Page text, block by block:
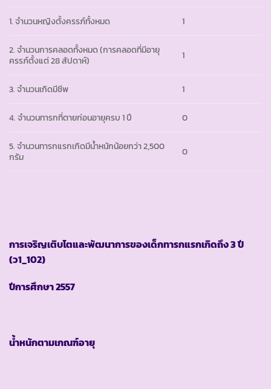
1. จำนวนหญิงตั้งครรภ์ทั้งหมด 1
2. จำนวนการคลอดทั้งหมด (การคลอดที่มีอายุ
ครรภ์ตั้งแต่ 28 สัปดาห์)
1
3. จำนวนเกิดมีชีพ 1
4. จำนวนทารกที่ตายก่อนอายุครบ 1 ปี 0
5. จำนวนทารกแรกเกิดมีน้ำหนักน้อยกว่า 2,500
กรัม
0
การเจริญเติบโตและพัฒนาการของเด็กทารกแรกเกิดถึง3 ปี
(ว1_102)
ปีการศึกษา2557
น้ำหนักตามเกณฑ์อายุ